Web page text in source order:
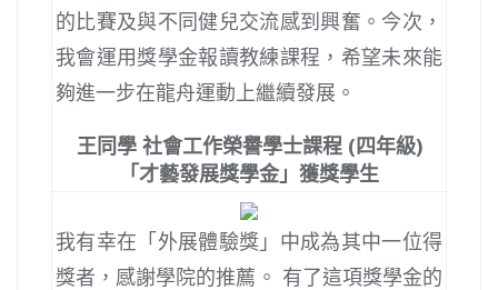
的比賽及與不同健兒交流感到興奮。今次，
我會運用獎學金報讀教練課程，希望未來能
夠進一步在龍舟運動上繼續發展。
王同學 社會工作榮譽學士課程 (四年級)
「才藝發展獎學金」獲獎學生
我有幸在「外展體驗獎」中成為其中一位得
獎者，感謝學院的推薦。 有了這項獎學金的